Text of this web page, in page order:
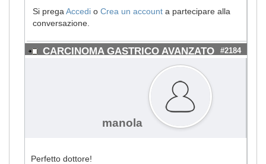
Si prega Accedi o Crea un account a partecipare alla
conversazione.
CARCINOMA GASTRICO AVANZATO #2184
manola
Perfetto dottore!